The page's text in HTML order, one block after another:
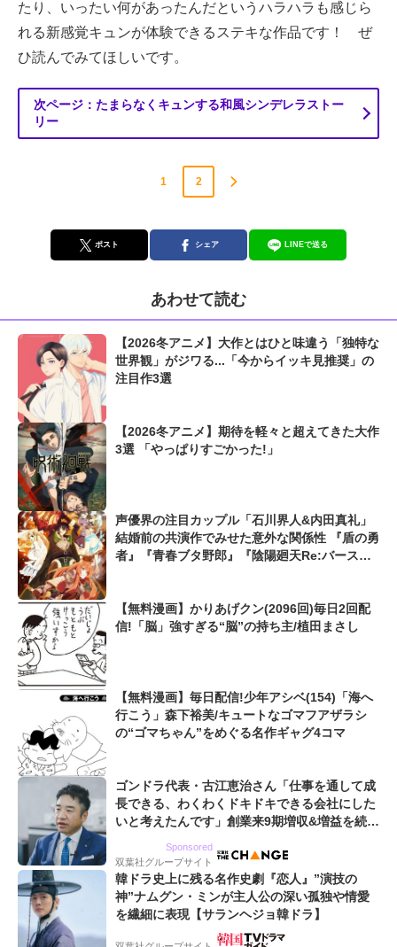
たり、いったい何があったんだというハラハラも感じら
れる新感覚キュンが体験できるステキな作品です！ ぜ
ひ読んでみてほしいです。
次ページ：たまらなくキュンする和風シンデレラストー
リー
1 2
ポスト シェア LINEで送る
あわせて読む
【2026冬アニメ】大作とはひと味違う「独特な
世界観」がジワる...「今からイッキ見推奨」の
注目作3選
【2026冬アニメ】期待を軽々と超えてきた大作
3選 「やっぱりすごかった!」
声優界の注目カップル「石川界人&内田真礼」
結婚前の共演作でみせた意外な関係性 『盾の勇
者』『青春ブタ野郎』『陰陽廻天Re:バース』
【無料漫画】かりあげクン(2096回)毎日2回配
信!「脳」強すぎる“脳”の持ち主/植田まさし
【無料漫画】毎日配信!少年アシベ(154)「海へ
行こう」森下裕美/キュートなゴマフアザラシ
の“ゴマちゃん”をめぐる名作ギャグ4コマ
ゴンドラ代表・古江恵治さん「仕事を通して成
長できる、わくわくドキドキできる会社にした
いと考えたんです」創業来9期増収&増益を続け
Sponsored
双葉社グループサイト
韓ドラ史上に残る名作史劇『恋人』”演技の
神”ナムグン・ミンが主人公の深い孤独や情愛
を繊細に表現【サランヘジョ韓ドラ】